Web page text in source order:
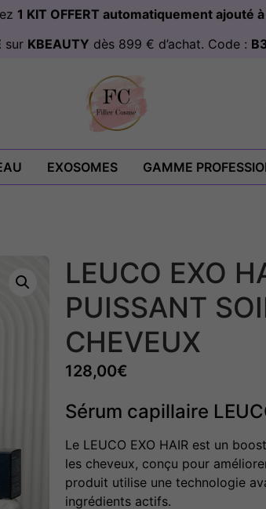
1 KIT OFFERT automatiquement ajouté
sur KBEAUTY dès 899 € d’achat. Code :
EXOSOMES GAMME
LEUCO EXO
PUISSANT
CHEVEUX
128,00€
Sérum capillaire
Le LEUCO EXO HAIR est un
les cheveux, conçu pour
produit utilise une technologie
ingrédients actifs.